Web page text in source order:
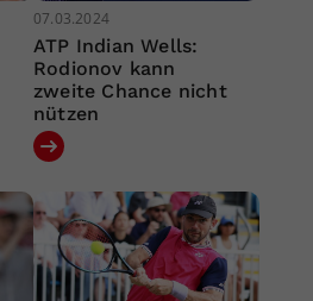
07.03.2024
ATP Indian Wells:
Rodionov kann
zweite Chance nicht
nützen